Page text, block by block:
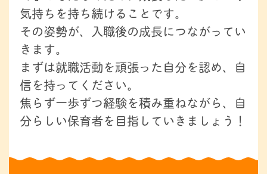
気持ちを持ち続けることです。
その姿勢が、入職後の成長につながってい
きます。
まずは就職活動を頑張った自分を認め、自
信を持ってください。
焦らず一歩ずつ経験を積み重ねながら、自
分らしい保育者を目指していきましょう！